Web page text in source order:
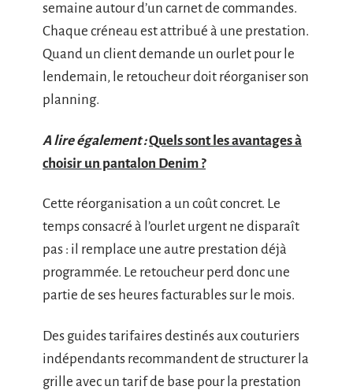
semaine autour d’un carnet de commandes.
Chaque créneau est attribué à une prestation.
Quand un client demande un ourlet pour le
lendemain, le retoucheur doit réorganiser son
planning.
A lire également :Quels sont les avantages à
choisir un pantalon Denim ?
Cette réorganisation a un coût concret. Le
temps consacré à l’ourlet urgent ne disparaît
pas : il remplace une autre prestation déjà
programmée. Le retoucheur perd donc une
partie de ses heures facturables sur le mois.
Des guides tarifaires destinés aux couturiers
indépendants recommandent de structurer la
grille avec un tarif de base pour la prestation